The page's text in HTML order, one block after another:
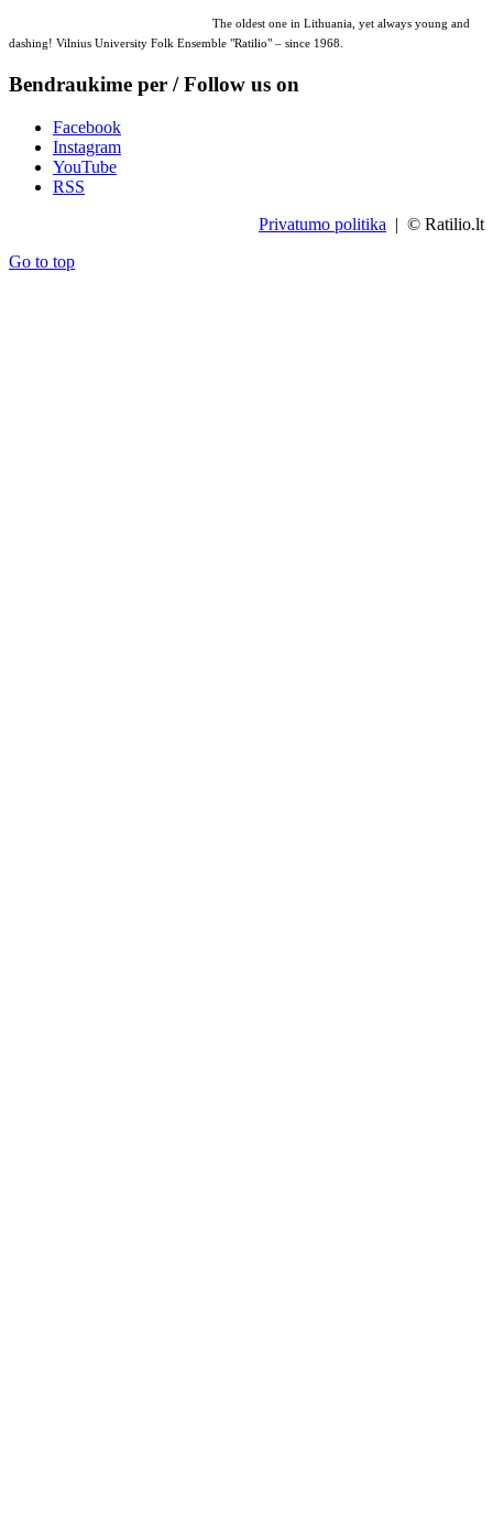
The oldest one in Lithuania, yet always young and
dashing! Vilnius University Folk Ensemble "Ratilio" – since 1968.
Bendraukime per / Follow us on
Facebook
Instagram
YouTube
RSS
Privatumo politika | © Ratilio.lt
Go to top